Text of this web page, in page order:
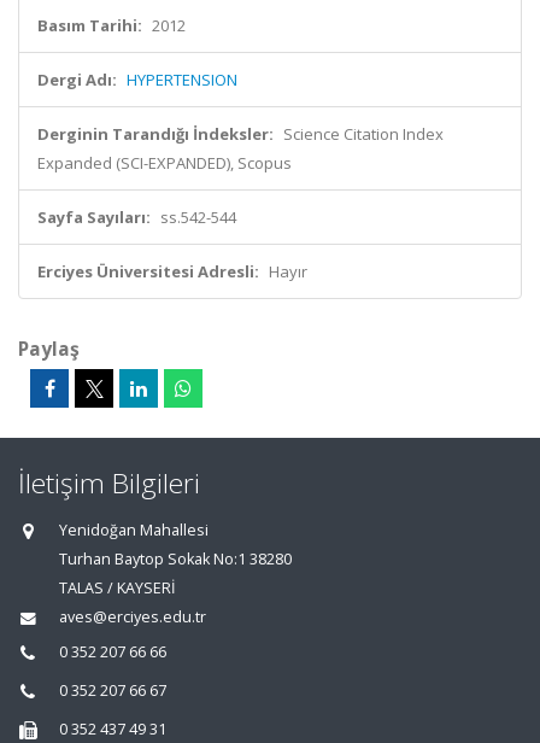
Basım Tarihi: 2012
Dergi Adı: HYPERTENSION
Derginin Tarandığı İndeksler: Science Citation Index
Expanded (SCI-EXPANDED), Scopus
Sayfa Sayıları: ss.542-544
Erciyes Üniversitesi Adresli: Hayır
Paylaş
İletişim Bilgileri
Yenidoğan Mahallesi
Turhan Baytop Sokak No:1 38280
TALAS / KAYSERİ
aves@erciyes.edu.tr
0 352 207 66 66
0 352 207 66 67
0 352 437 49 31